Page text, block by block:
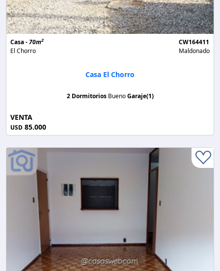
Casa -70m2
El Chorro
CW164411
Maldonado
Casa El Chorro
2 Dormitorios BuenoGaraje(1)
VENTA
USD 85.000